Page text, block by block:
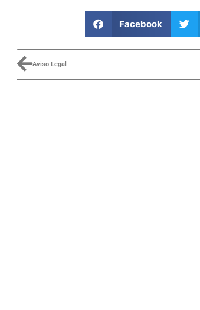
Facebook
Aviso Legal